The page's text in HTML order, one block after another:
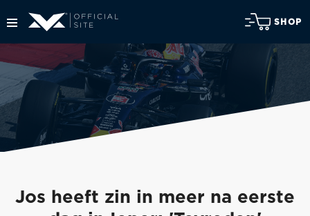
SHOP
Jos heeft zin in meer na eerste